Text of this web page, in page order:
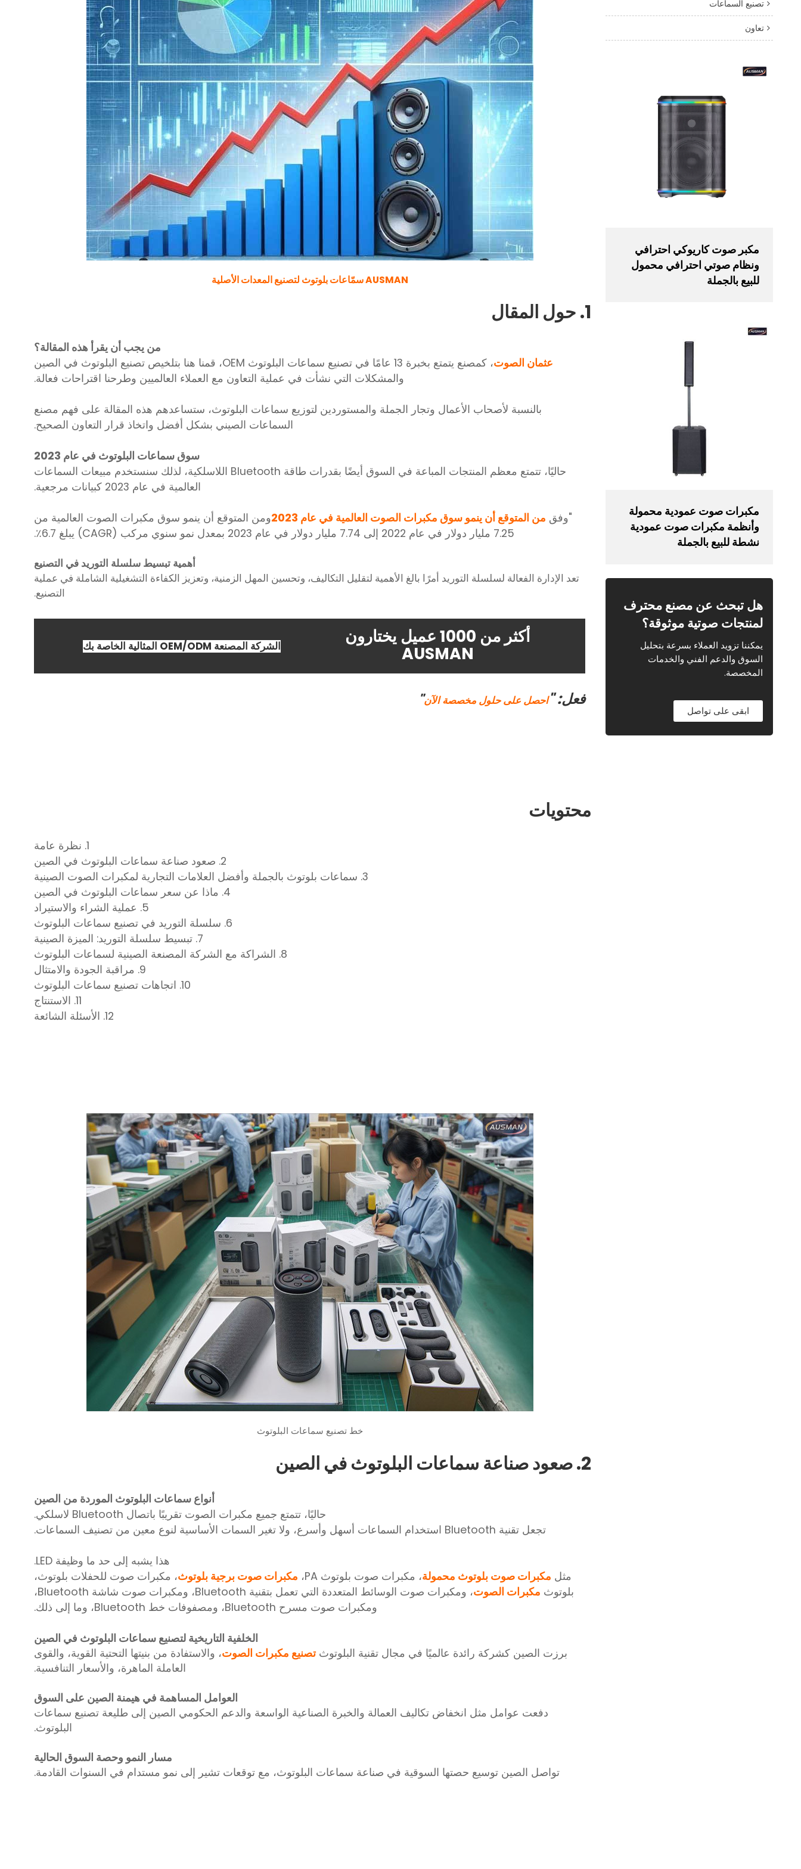
AUSMAN سمّاعات بلوتوث لتصنيع المعدات الأصلية
1. حول المقال
من يجب أن يقرأ هذه المقالة؟
عثمان الصوت
، كمصنع يتمتع بخبرة 13 عامًا في تصنيع سماعات البلوتوث OEM، قمنا هنا بتلخيص تصنيع البلوتوث في الصين
والمشكلات التي نشأت في عملية التعاون مع العملاء العالميين وطرحنا اقتراحات فعالة.
بالنسبة لأصحاب الأعمال وتجار الجملة والمستوردين لتوزيع سماعات البلوتوث، ستساعدهم هذه المقالة على فهم مصنع
السماعات الصيني بشكل أفضل واتخاذ قرار التعاون الصحيح.
سوق سماعات البلوتوث في عام 2023
حاليًا، تتمتع معظم المنتجات المباعة في السوق أيضًا بقدرات طاقة Bluetooth اللاسلكية، لذلك سنستخدم مبيعات السماعات
العالمية في عام 2023 كبيانات مرجعية.
"وفق من المتوقع أن ينمو سوق مكبرات الصوت العالمية في عام 2023
ومن المتوقع أن ينمو سوق مكبرات الصوت العالمية من
7.25 مليار دولار في عام 2022 إلى 7.74 مليار دولار في عام 2023 بمعدل نمو سنوي مركب (CAGR) يبلغ 6.7٪.
أهمية تبسيط سلسلة التوريد في التصنيع
تعد الإدارة الفعالة لسلسلة التوريد أمرًا بالغ الأهمية لتقليل التكاليف، وتحسين المهل الزمنية، وتعزيز الكفاءة التشغيلية الشاملة في عملية
التصنيع.
أكثر من 1000 عميل يختارون
AUSMAN الشركة المصنعة OEM/ODM المثالية الخاصة بك
فعل: "احصل على حلول مخصصة الآن"
محتويات
1. نظرة عامة
2. صعود صناعة سماعات البلوتوث في الصين
3. سماعات بلوتوث بالجملة وأفضل العلامات التجارية لمكبرات الصوت الصينية
4. ماذا عن سعر سماعات البلوتوث في الصين
5. عملية الشراء والاستيراد
6. سلسلة التوريد في تصنيع سماعات البلوتوث
7. تبسيط سلسلة التوريد: الميزة الصينية
8. الشراكة مع الشركة المصنعة الصينية لسماعات البلوتوث
9. مراقبة الجودة والامتثال
10. اتجاهات تصنيع سماعات البلوتوث
11. الاستنتاج
12. الأسئلة الشائعة
خط تصنيع سماعات البلوتوث
2. صعود صناعة سماعات البلوتوث في الصين
أنواع سماعات البلوتوث الموردة من الصين
حاليًا، تتمتع جميع مكبرات الصوت تقريبًا باتصال Bluetooth لاسلكي.
تجعل تقنية Bluetooth استخدام السماعات أسهل وأسرع، ولا تغير السمات الأساسية لنوع معين من تصنيف السماعات.
هذا يشبه إلى حد ما وظيفة LED.
مثل مكبرات صوت بلوتوث محمولة، مكبرات صوت بلوتوث PA، مكبرات صوت برجية بلوتوث، مكبرات صوت للحفلات بلوتوث،
بلوتوث مكبرات الصوت
، ومكبرات صوت الوسائط المتعددة التي تعمل بتقنية Bluetooth، ومكبرات صوت شاشة Bluetooth،
ومكبرات صوت مسرح Bluetooth، ومصفوفات خط Bluetooth، وما إلى ذلك.
الخلفية التاريخية لتصنيع سماعات البلوتوث في الصين
برزت الصين كشركة رائدة عالميًا في مجال تقنية البلوتوثتصنيع مكبرات الصوت، والاستفادة من بنيتها التحتية القوية، والقوى
العاملة الماهرة، والأسعار التنافسية.
العوامل المساهمة في هيمنة الصين على السوق
دفعت عوامل مثل انخفاض تكاليف العمالة والخبرة الصناعية الواسعة والدعم الحكومي الصين إلى طليعة تصنيع سماعات
البلوتوث.
مسار النمو وحصة السوق الحالية
تواصل الصين توسيع حصتها السوقية في صناعة سماعات البلوتوث، مع توقعات تشير إلى نمو مستدام في السنوات القادمة.
تصنيع السماعات
تعاون
مكبر صوت كاريوكي احترافي
ونظام صوتي احترافي محمول
للبيع بالجملة
مكبرات صوت عمودية محمولة
وأنظمة مكبرات صوت عمودية
نشطة للبيع بالجملة
هل تبحث عن مصنع محترف
لمنتجات صوتية موثوقة؟
يمكننا تزويد العملاء بسرعة بتحليل
السوق والدعم الفني والخدمات
المخصصة.
ابقى على تواصل